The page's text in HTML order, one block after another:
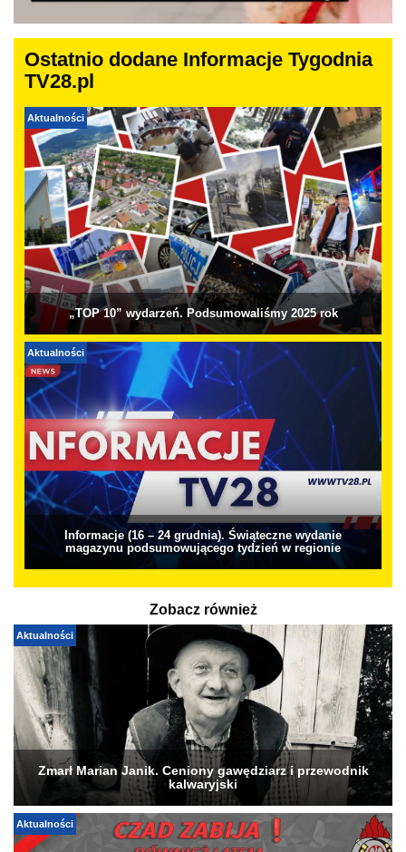
Ostatnio dodane Informacje Tygodnia
TV28.pl
Aktualności
„TOP 10” wydarzeń. Podsumowaliśmy 2025 rok
Aktualności
Informacje (16 – 24 grudnia). Świąteczne wydanie
magazynu podsumowującego tydzień w regionie
Zobacz również
Aktualności
Zmarł Marian Janik. Ceniony gawędziarz i przewodnik
kalwaryjski
Aktualności